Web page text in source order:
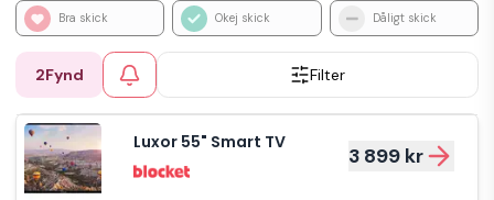
Bra skick Okej skick Dåligt skick
2Fynd Filter
Luxor 55" Smart TV
3 899 kr